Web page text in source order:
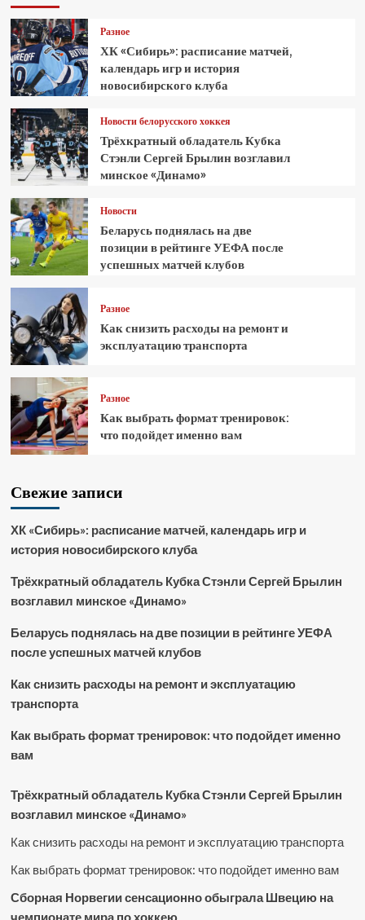
Разное
ХК «Сибирь»: расписание матчей,
календарь игр и история
новосибирского клуба
Новости белорусского хоккея
Трёхкратный обладатель Кубка
Стэнли Сергей Брылин возглавил
минское «Динамо»
Новости
Беларусь поднялась на две
позиции в рейтинге УЕФА после
успешных матчей клубов
Разное
Как снизить расходы на ремонт и
эксплуатацию транспорта
Разное
Как выбрать формат тренировок:
что подойдет именно вам
Свежие записи
ХК «Сибирь»: расписание матчей, календарь игр и
история новосибирского клуба
Трёхкратный обладатель Кубка Стэнли Сергей Брылин
возглавил минское «Динамо»
Беларусь поднялась на две позиции в рейтинге УЕФА
после успешных матчей клубов
Как снизить расходы на ремонт и эксплуатацию
транспорта
Как выбрать формат тренировок: что подойдет именно
вам
Трёхкратный обладатель Кубка Стэнли Сергей Брылин
возглавил минское «Динамо»
Как снизить расходы на ремонт и эксплуатацию транспорта
Как выбрать формат тренировок: что подойдет именно вам
Сборная Норвегии сенсационно обыграла Швецию на